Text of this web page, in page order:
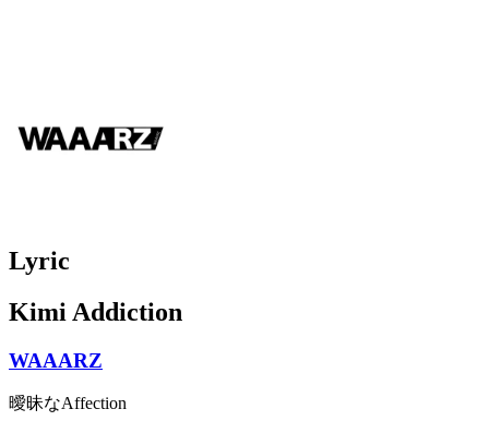
Lyric
Kimi Addiction
WAAARZ
曖昧なAffection